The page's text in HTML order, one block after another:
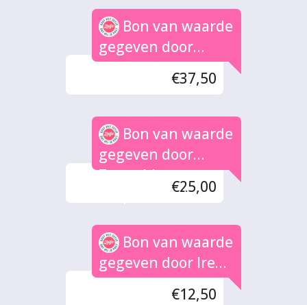
Bon van waarde
gegeven door
Anoniem (3x)
€37,50
Bon van waarde
gegeven door
Zonnebloem
Zutphen (2x)€25,00
Bon van waarde
gegeven door Irene
Brinkerink
€12,50